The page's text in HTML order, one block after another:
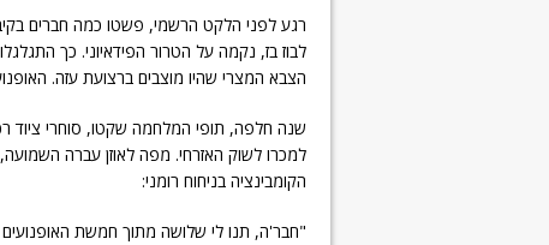
רגע לפני הלקט הרשמי, פשטו כמה חברים
לבוז בז, נקמה על הטרור הפידאיוני. כך
הצבא המצרי שהיו מוצבים ברצועת עזה.
שנה חלפה, תופי המלחמה שקטו, סוחרי
למכרו לשוק האזרחי. מפה לאוזן עברה
הקומבינציה בניחוח רומני:
"חבר'ה, תנו לי שלושה מתוך חמשת